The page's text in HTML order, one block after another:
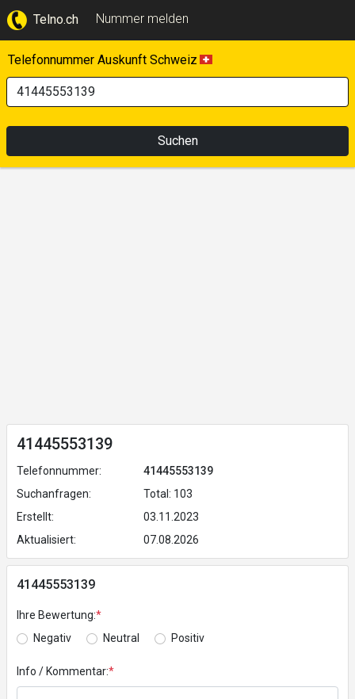
Telno.ch Nummer melden
Telefonnummer Auskunft Schweiz
Suchen
41445553139
Telefonnummer:
41445553139
Suchanfragen:
Total: 103
Erstellt:
03.11.2023
Aktualisiert:
07.08.2026
41445553139
Ihre Bewertung:*
Negativ
Neutral Positiv
Info / Kommentar:*